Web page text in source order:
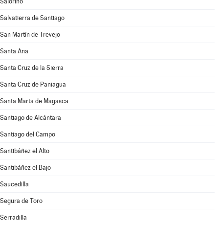
Salvatierra de Santiago
San Martín de Trevejo
Santa Ana
Santa Cruz de la Sierra
Santa Cruz de Paniagua
Santa Marta de Magasca
Santiago de Alcántara
Santiago del Campo
Santibáñez el Alto
Santibáñez el Bajo
Saucedilla
Segura de Toro
Serradilla